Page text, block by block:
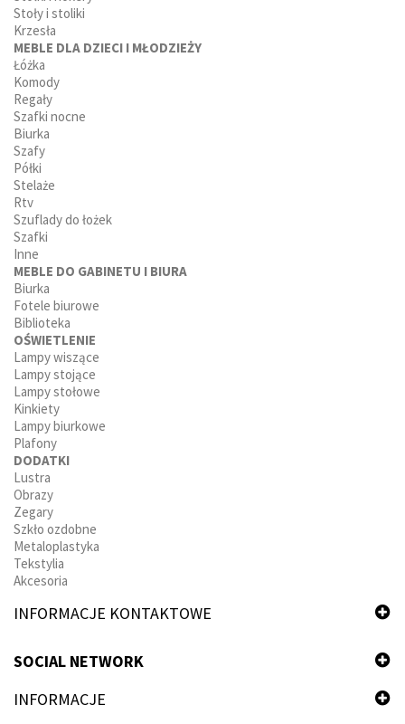
Stoły i stoliki
Krzesła
MEBLE DLA DZIECI I MŁODZIEŻY
Łóżka
Komody
Regały
Szafki nocne
Biurka
Szafy
Półki
Stelaże
Rtv
Szuflady do łożek
Szafki
Inne
MEBLE DO GABINETU I BIURA
Biurka
Fotele biurowe
Biblioteka
OŚWIETLENIE
Lampy wiszące
Lampy stojące
Lampy stołowe
Kinkiety
Lampy biurkowe
Plafony
DODATKI
Lustra
Obrazy
Zegary
Szkło ozdobne
Metaloplastyka
Tekstylia
Akcesoria
INFORMACJE KONTAKTOWE
SOCIAL NETWORK
INFORMACJE